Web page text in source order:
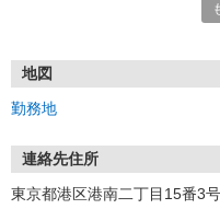
お電話の際は「イーアイデム
地図
勤務地
連絡先住所
東京都港区港南二丁目15番3